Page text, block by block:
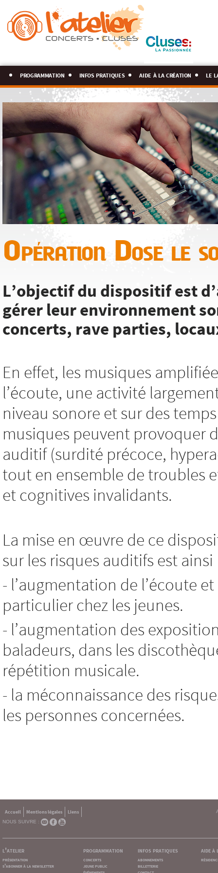
programmation infos pratiques aide à la création le
Opération Dose le
L’objectif du dispositif est
gérer leur environnement
concerts, rave parties,
En effet, les musiques
l’écoute, une activité
niveau sonore et sur des
musiques peuvent provoquer
auditif (surdité précoce,
tout en ensemble de troubles
et cognitives invalidants.
La mise en œuvre de ce
sur les risques auditifs est
- l’augmentation de l’écoute
particulier chez les jeunes.
- l’augmentation des
baladeurs, dans les
répétition musicale.
- la méconnaissance des
les personnes concernées.
Accueil Mentions légales
Liens
NOUS SUIVRE :
l'atelier
présentation
s'abonner à la newsletter
programmation
concerts
jeune public
infos pratiques
abonnements
billetterie
aide